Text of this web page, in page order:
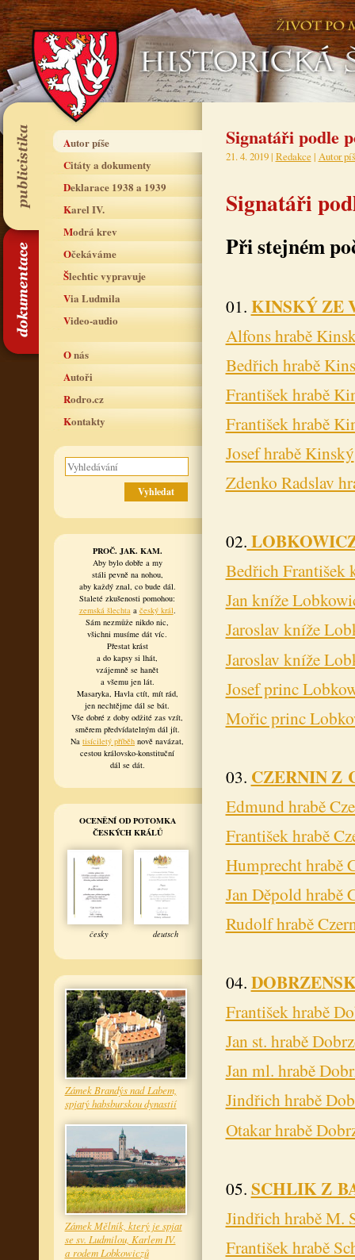
Autor píše
Citáty a dokumenty
Deklarace 1938 a 1939
Karel IV.
Modrá krev
Očekáváme
Šlechtic vypravuje
Via Ludmila
Video-audio
O nás
Autoři
Rodro.cz
Kontakty
PROČ. JAK. KAM.
Aby bylo dobře a my
stáli pevně na nohou,
aby každý znal, co bude dál.
Staleté zkušenosti pomohou:
zemská šlechtaa český král.
Sám nezmůže nikdo nic,
všichni musíme dát víc.
Přestat krást
a do kapsy si lhát,
vzájemně se hanět
a všemu jen lát.
Masaryka, Havla ctít, mít rád,
jen nechtějme dál se bát.
Vše dobré z doby odžité zas vzít,
směrem předvídatelným dál jít.
Na tisíciletý příběh nově navázat,
cestou královsko-konstituční
dál se dát.
OCENĚNÍ OD POTOMKA
ČESKÝCH KRÁLŮ
česky deutsch
Zámek Brandýs nad Labem,
spjatý habsburskou dynastií
Zámek Mělník, který je spjat
se sv. Ludmilou, Karlem IV.
a rodem Lobkowiczů
Signatáři podle
21. 4. 2019 | Redakce | Autor
Signatáři
Při stejném
01. KINSKÝ ZE
Alfons hrabě
Bedřich hrabě
František hrabě
František hrabě
Josef hrabě Kinský
Zdenko Radslav
02.
Bedřich František
Jan kníže
Jaroslav kníže
Jaroslav kníže
Josef princ
Mořic princ
03. CZERNIN Z
Edmund hrabě
František hrabě
Humprecht hrabě
Jan Děpold hrabě
Rudolf hrabě
04.
František hrabě
Jan st. hrabě
Jan ml. hrabě
Jindřich hrabě
Otakar hrabě
05. SCHLIK Z
Jindřich hrabě M.
František hrabě